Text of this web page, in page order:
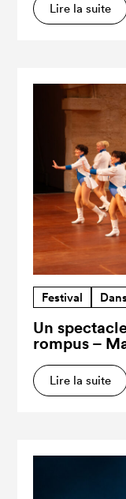
Lire la suite
Festival
Un
rompus –
Lire la suite